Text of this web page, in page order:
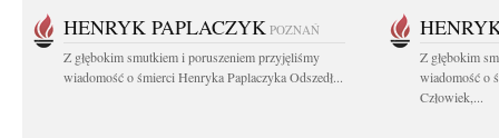
HENRYK PAPLACZYK POZNAŃ
Z głębokim smutkiem i poruszeniem przyjęliśmy
wiadomość o śmierci Henryka Paplaczyka Odszedł...
Z głębokim
wiadomość o
Człowiek,...